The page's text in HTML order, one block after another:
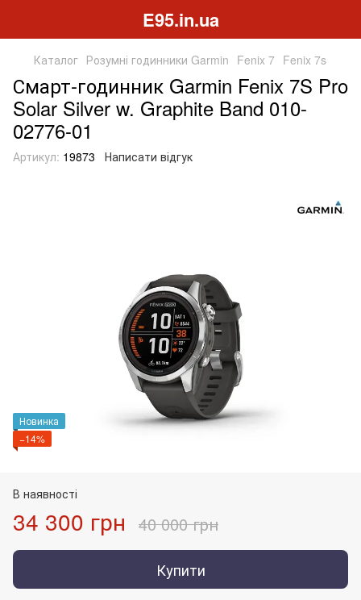
E95.in.ua
Каталог Розумні годинники Garmin Fenix 7 Fenix 7s
Смарт-годинник Garmin Fenix 7S Pro
Solar Silver w. Graphite Band 010-
02776-01
Артикул: 19873 Написати відгук
Новинка
−14%
В наявності
34 300 грн 40 000 грн
Купити